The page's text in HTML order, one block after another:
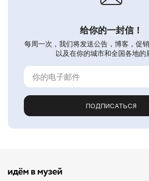
给你的一封信！
每周一次，我们将发送公告，博客，促销
以及在你的城市和全国各地的
ПОДПИСАТЬСЯ